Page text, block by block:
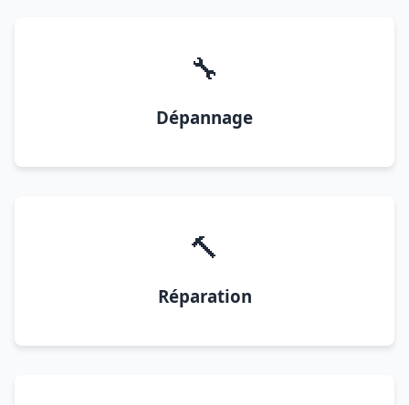
🔧
Dépannage
🔨
Réparation